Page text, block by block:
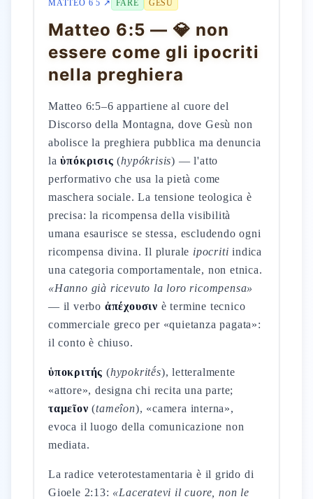
MATTEO 6 5 ↗ FARE GESÙ
Matteo 6:5 — 💎 non
essere come gli ipocriti
nella preghiera
Matteo 6:5–6 appartiene al cuore del
Discorso della Montagna, dove Gesù non
abolisce la preghiera pubblica ma denuncia
laὑπόκρισις (hypókrisis) — l'atto
performativo che usa la pietà come
maschera sociale. La tensione teologica è
precisa: la ricompensa della visibilità
umana esaurisce se stessa, escludendo ogni
ricompensa divina. Il plurale ipocriti indica
una categoria comportamentale, non etnica.
«Hanno già ricevuto la loro ricompensa»
— il verbo ἀπέχουσιν è termine tecnico
commerciale greco per «quietanza pagata»:
il conto è chiuso.
ὑποκριτής (hypokritḗs), letteralmente
«attore», designa chi recita una parte;
ταμεῖον (tameîon), «camera interna»,
evoca il luogo della comunicazione non
mediata.
La radice veterotestamentaria è il grido di
Gioele 2:13: «Laceratevi il cuore, non le